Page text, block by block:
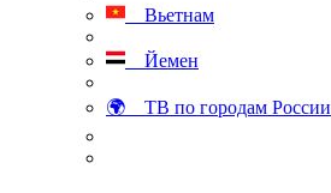
Вьетнам
Йемен
🌍 ТВ по городам России